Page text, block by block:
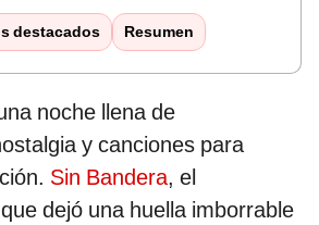
destacados Resumen
noche llena de
y canciones para
Sin Bandera, el
dejó una huella imborrable